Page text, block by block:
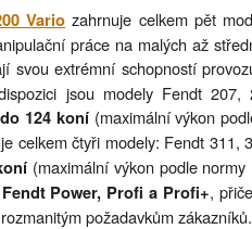
Vario zahrnuje celkem pět
práce na malých až
svou extrémní schopností
jsou modely Fendt
124 koní(maximální výkon
celkem čtyři modely: Fendt 311,
(maximální výkon podle
Fendt Power, Profi a Profi+,
požadavkům zákazníků.